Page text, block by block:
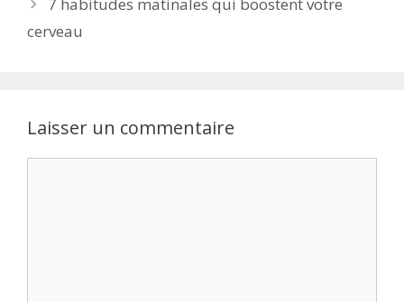
cerveau
Laisser un commentaire